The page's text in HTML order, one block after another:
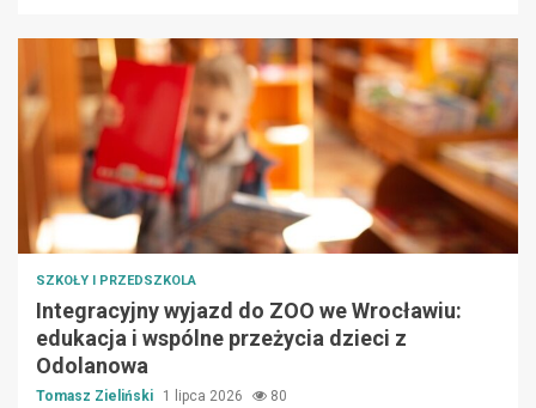
SZKOŁY I PRZEDSZKOLA
Integracyjny wyjazd do ZOO we Wrocławiu:
edukacja i wspólne przeżycia dzieci z
Odolanowa
Tomasz Zieliński 1 lipca 2026 80